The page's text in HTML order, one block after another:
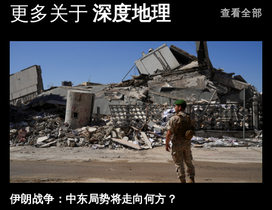
更多关于 深度地理 查看全部
伊朗战争：中东局势将走向何方？